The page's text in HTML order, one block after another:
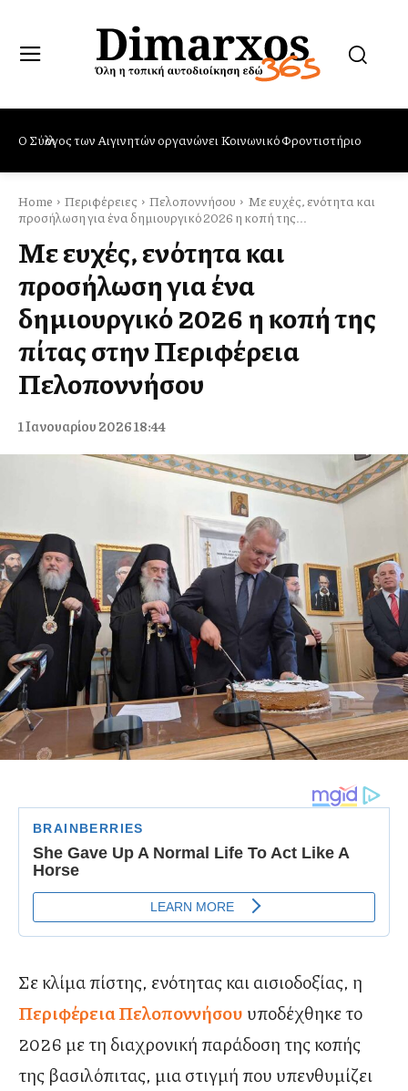
από τα κουνούπια – Πρωτοβουλία ενημέρωσης από το Τμήμα
Home Περιφέρειες Πελοποννήσου
Με ευχές, ενότητα και
προσήλωση για ένα δημιουργικό 2026 η κοπή της...
Με ευχές, ενότητα και
προσήλωση για ένα
δημιουργικό 2026 η κοπή της
πίτας στην Περιφέρεια
Πελοποννήσου
1 Ιανουαρίου 2026 18:44
Σε κλίμα πίστης, ενότητας και αισιοδοξίας, η
Περιφέρεια Πελοποννήσου υποδέχθηκε το
2026 με τη διαχρονική παράδοση της κοπής
της βασιλόπιτας, μια στιγμή που υπενθυμίζει